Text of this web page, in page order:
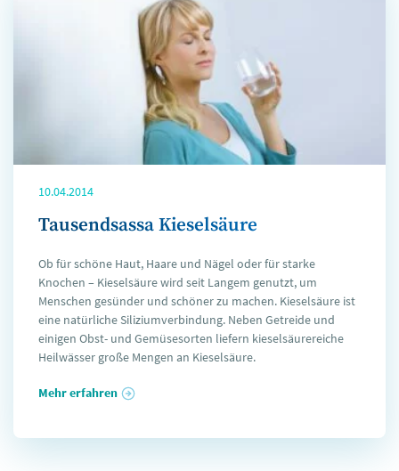
10.04.2014
Tausendsassa Kieselsäure
Ob für schöne Haut, Haare und Nägel oder für starke
Knochen – Kieselsäure wird seit Langem genutzt, um
Menschen gesünder und schöner zu machen. Kieselsäure ist
eine natürliche Siliziumverbindung. Neben Getreide und
einigen Obst- und Gemüsesorten liefern kieselsäurereiche
Heilwässer große Mengen an Kieselsäure.
Mehr erfahren